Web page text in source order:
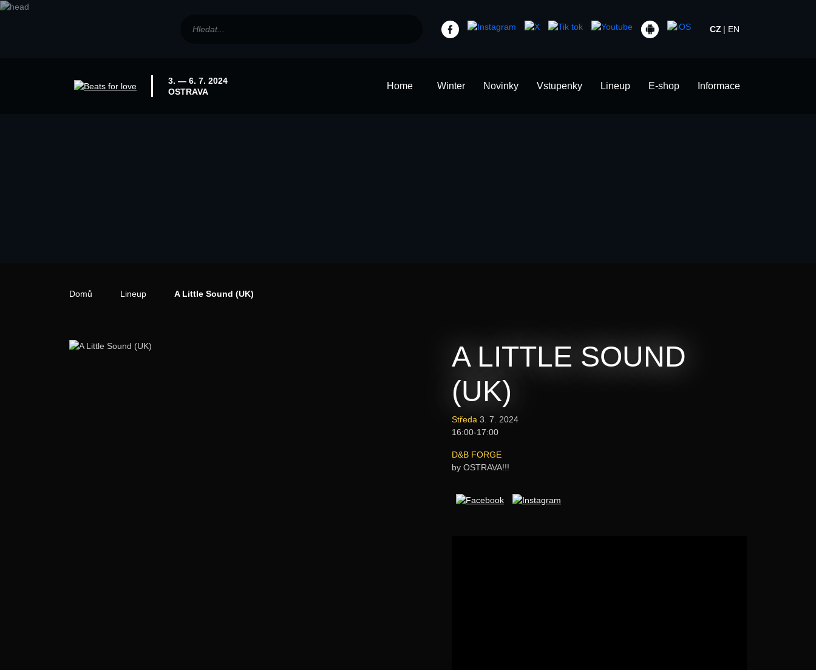
CZ EN
3. — 6. 7. 2024
OSTRAVA
Home Winter Novinky Vstupenky Lineup E-shop Informace
Domů Lineup A Little Sound (UK)
A LITTLE SOUND
(UK)
Středa 3. 7. 2024
16:00-17:00
D&B FORGE
by OSTRAVA!!!